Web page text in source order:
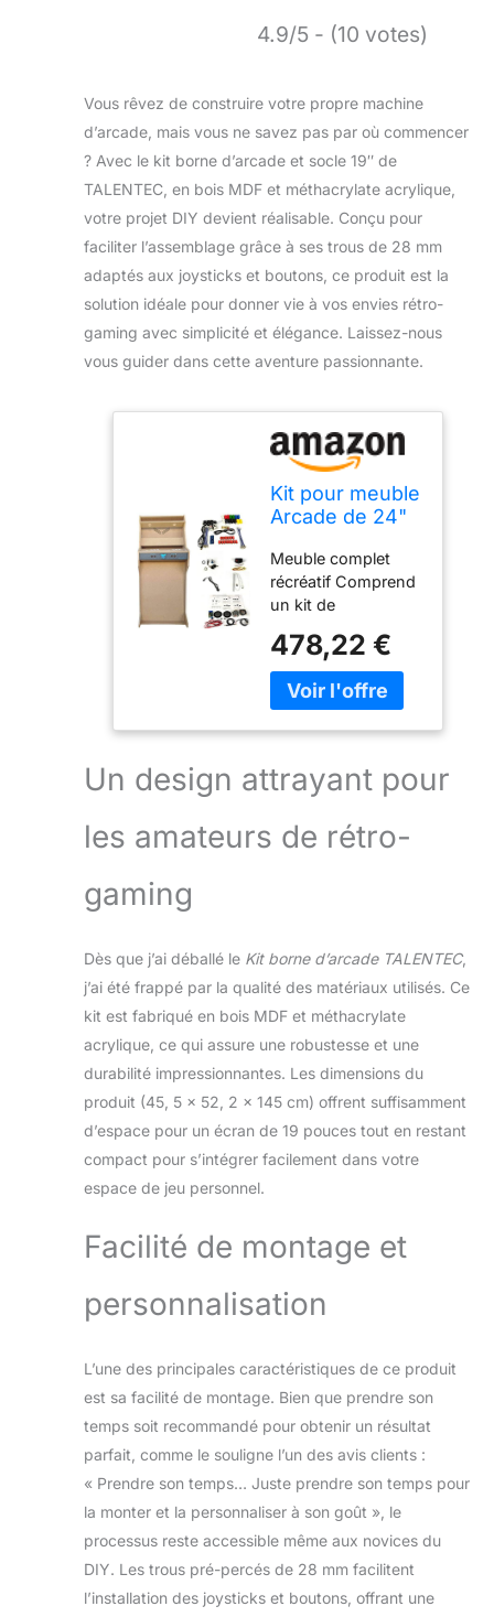
4.9/5 - (10 votes)
Vous rêvez de construire votre propre machine
d’arcade, mais vous ne savez pas par où commencer
? Avec le kit borne d’arcade et socle 19″ de
TALENTEC, en bois MDF et méthacrylate acrylique,
votre projet DIY devient réalisable. Conçu pour
faciliter l’assemblage grâce à ses trous de 28 mm
adaptés aux joysticks et boutons, ce produit est la
solution idéale pour donner vie à vos envies rétro-
gaming avec simplicité et élégance. Laissez-nous
vous guider dans cette aventure passionnante.
Kit pour meuble
Arcade de 24"
méthacrylate
acrylique +
composants.
Boutons de 28
mm et joystick
de type
espagnol
Meuble complet
récréatif Comprend
un kit de
sonore,
commandes,
jyostick, tube LED
acrylique découpé
sur mesure pour
commande, auvent
(français non
type américain - 28
mm
478,22 €
Un design attrayant pour
les amateurs de rétro-
gaming
Dès que j’ai déballé le Kit borne d’arcade TALENTEC,
j’ai été frappé par la qualité des matériaux utilisés. Ce
kit est fabriqué en bois MDF et méthacrylate
acrylique, ce qui assure une robustesse et une
durabilité impressionnantes. Les dimensions du
produit (45, 5 x 52, 2 x 145 cm) offrent suffisamment
d’espace pour un écran de 19 pouces tout en restant
compact pour s’intégrer facilement dans votre
espace de jeu personnel.
Facilité de montage et
personnalisation
L’une des principales caractéristiques de ce produit
est sa facilité de montage. Bien que prendre son
temps soit recommandé pour obtenir un résultat
parfait, comme le souligne l’un des avis clients :
« Prendre son temps… Juste prendre son temps pour
la monter et la personnaliser à son goût », le
processus reste accessible même aux novices du
DIY. Les trous pré-percés de 28 mm facilitent
l’installation des joysticks et boutons, offrant une